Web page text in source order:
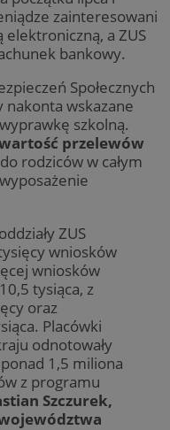
zainteresowani
elektroniczną, a ZUS
bankowy.
Społecznych
nakonta wskazane
szkolną.
przelewów
rodziców w całym
ZUS
wniosków
wniosków
tysiąca, z
oraz
Placówki
odnotowały
1,5 miliona
z programu
Szczurek,